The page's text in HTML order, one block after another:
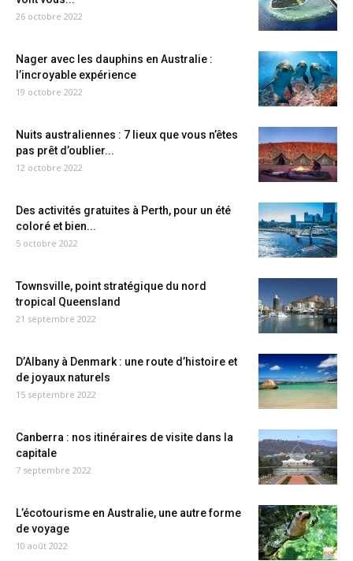
26 octobre 2022
Nager avec les dauphins en Australie :
l’incroyable expérience
19 octobre 2022
Nuits australiennes : 7 lieux que vous n’êtes
pas prêt d’oublier...
12 octobre 2022
Des activités gratuites à Perth, pour un été
coloré et bien...
5 octobre 2022
Townsville, point stratégique du nord
tropical Queensland
21 septembre 2022
D’Albany à Denmark : une route d’histoire et
de joyaux naturels
15 septembre 2022
Canberra : nos itinéraires de visite dans la
capitale
7 septembre 2022
L’écotourisme en Australie, une autre forme
de voyage
10 août 2022